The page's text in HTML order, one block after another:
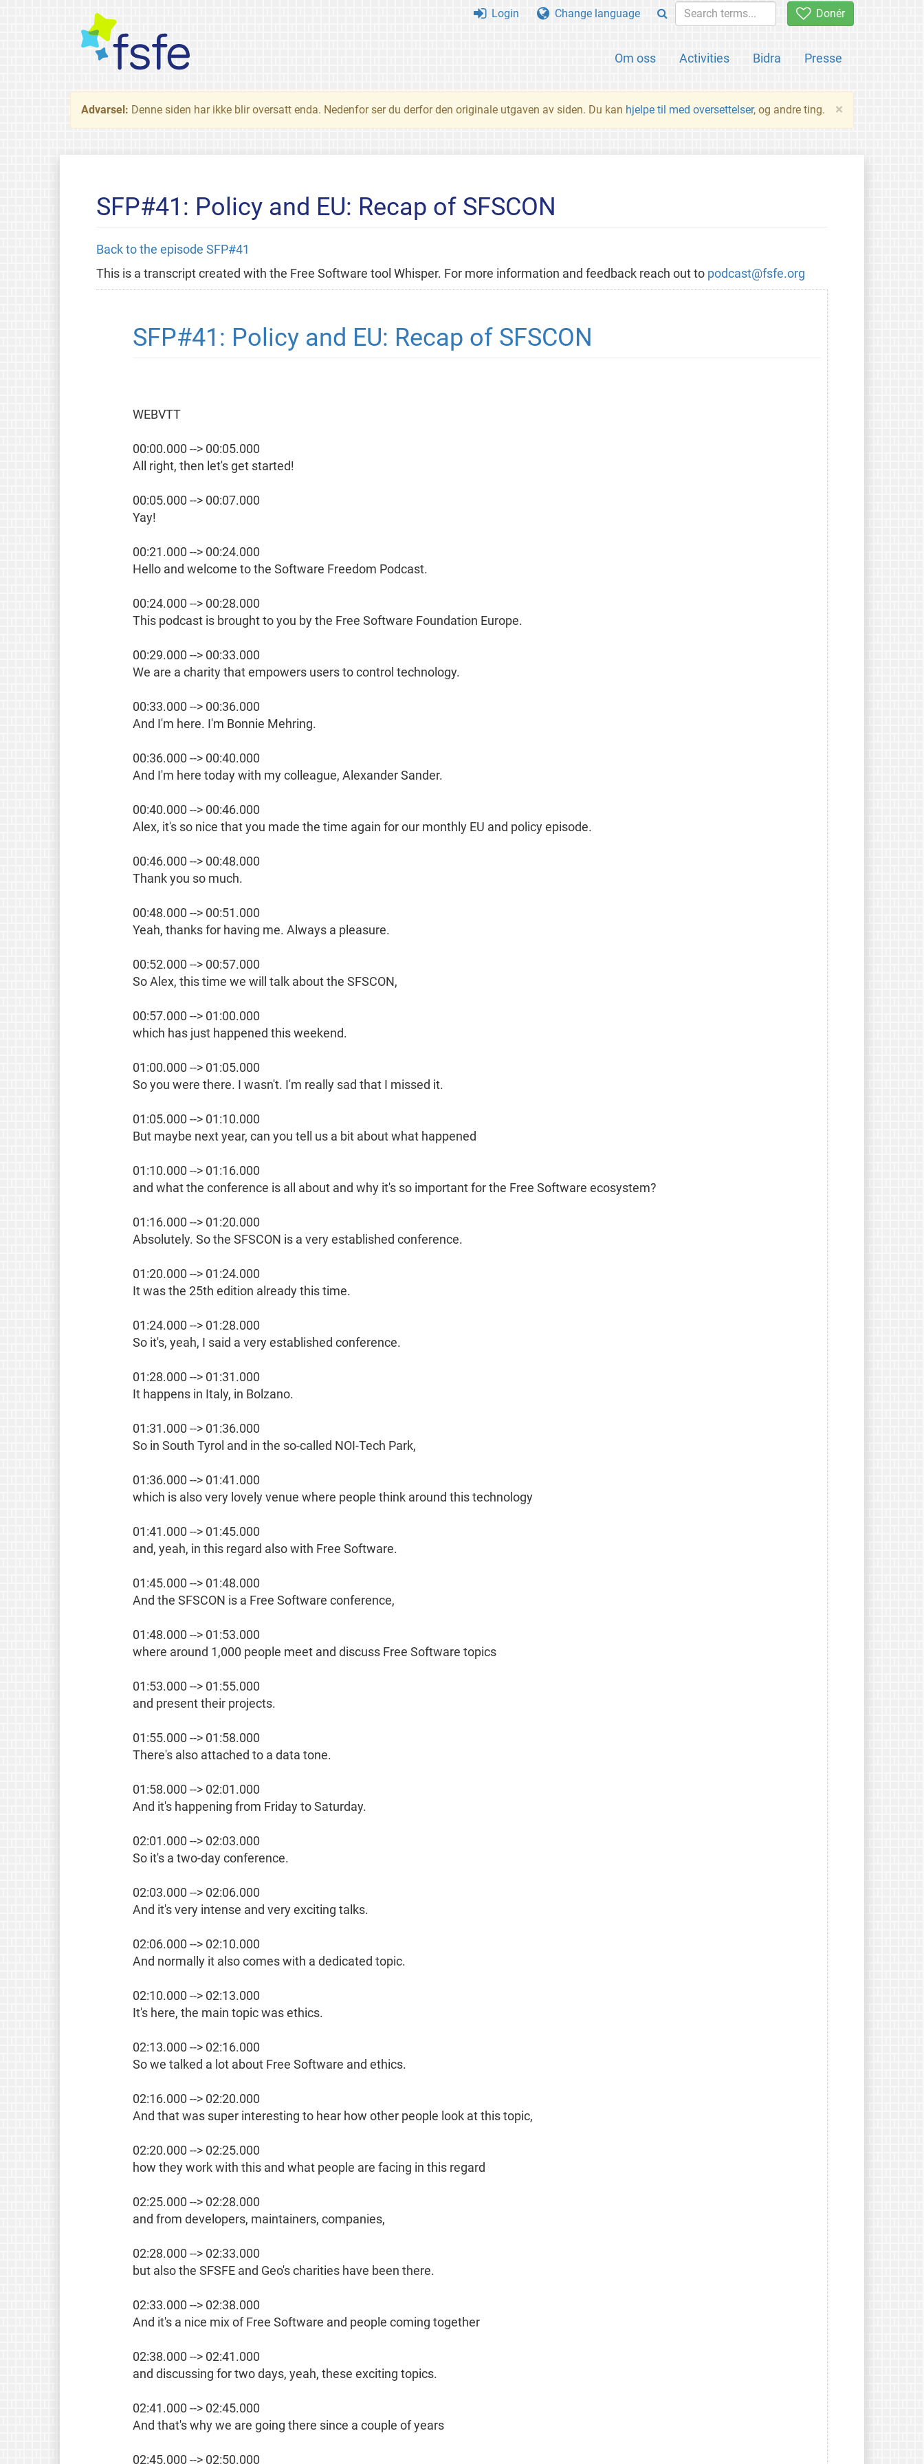
Donér
Om oss Activities Bidra Presse
Login Change language
×
Advarsel: Denne siden har ikke blir oversatt enda. Nedenfor ser du derfor den originale utgaven av siden. Du kan hjelpe til med oversettelser, og andre ting.
SFP#41: Policy and EU: Recap of SFSCON
Back to the episode SFP#41
This is a transcript created with the Free Software tool Whisper. For more information and feedback reach out to podcast@fsfe.org
SFP#41: Policy and EU: Recap of SFSCON